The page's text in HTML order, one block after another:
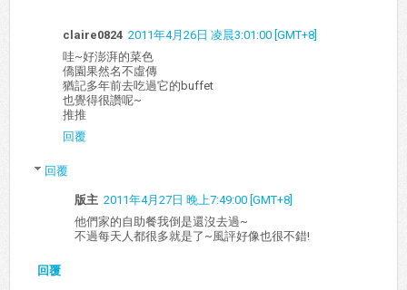
claire0824 2011年4月26日 凌晨3:01:00 [GMT+8]
哇~好澎湃的菜色
僑園果然名不虛傳
猶記多年前去吃過它的buffet
也覺得很讚呢~
推推
回覆
回覆
版主 2011年4月27日 晚上7:49:00 [GMT+8]
他們家的自助餐我倒是還沒去過~
不過每天人都很多就是了~風評好像也很不錯!
回覆